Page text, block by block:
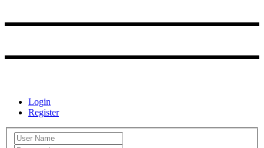
Login
Register